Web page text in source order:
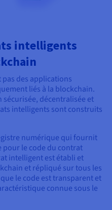
intelligents
des applications
liés à la blockchain.
décentralisée et
intelligents sont construits
numérique qui fournit
le code du contrat
intelligent est établi et
et répliqué sur tous les
le code est transparent et
connue sous le